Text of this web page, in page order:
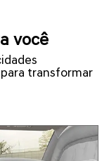
você
transformar